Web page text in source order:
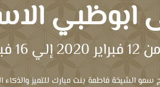
ابوظبي
من 12 فبراير 2020 إلي 16 فبراير 2020
الشيخة فاطمة بنت مبارك للتميز والذكاء